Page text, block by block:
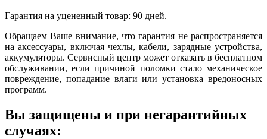
Гарантия на уцененный товар: 90 дней.
Обращаем Ваше внимание, что гарантия не распространяется
на аксессуары, включая чехлы, кабели, зарядные устройства,
аккумуляторы. Сервисный центр может отказать в бесплатном
обслуживании, если причиной поломки стало механическое
повреждение, попадание влаги или установка вредоносных
программ.
Вы защищены и при негарантийных
случаях: